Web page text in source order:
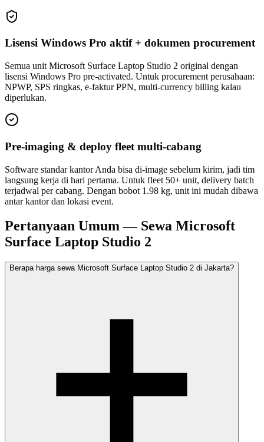
Lisensi Windows Pro aktif + dokumen procurement
Semua unit Microsoft Surface Laptop Studio 2 original dengan
lisensi Windows Pro pre-activated. Untuk procurement perusahaan:
NPWP, SPS ringkas, e-faktur PPN, multi-currency billing kalau
diperlukan.
Pre-imaging & deploy fleet multi-cabang
Software standar kantor Anda bisa di-image sebelum kirim, jadi tim
langsung kerja di hari pertama. Untuk fleet 50+ unit, delivery batch
terjadwal per cabang. Dengan bobot 1.98 kg, unit ini mudah dibawa
antar kantor dan lokasi event.
Pertanyaan Umum — Sewa Microsoft
Surface Laptop Studio 2
Berapa harga sewa Microsoft Surface Laptop Studio 2 di Jakarta?